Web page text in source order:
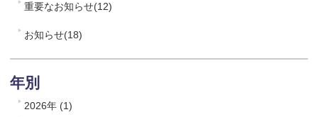
重要なお知らせ(12)
お知らせ(18)
年別
2026年 (1)